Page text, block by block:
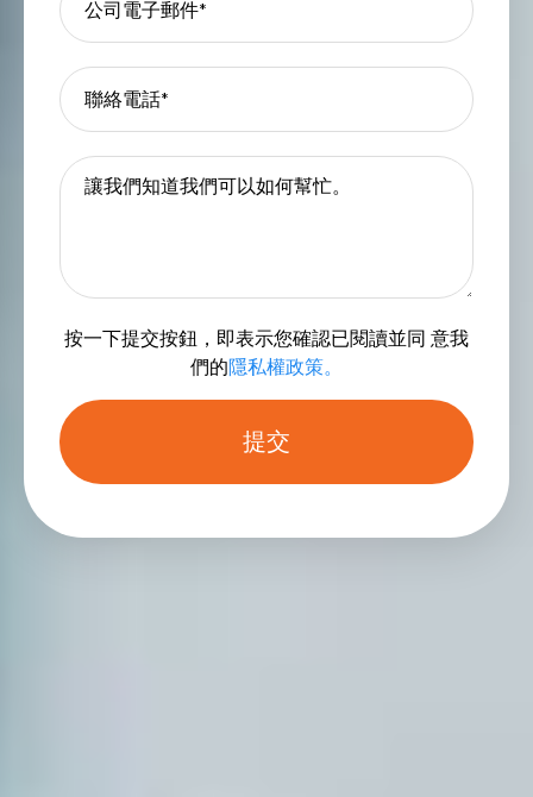
按一下提交按鈕，即表示您確認已閱讀並同 意我
們的隱私權政策。